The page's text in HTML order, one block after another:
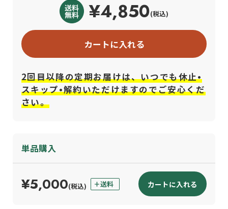
¥4,850(税込)
カートに入れる
2回目以降の定期お届けは、いつでも休止•
スキップ•解約いただけますのでご安心くだ
さい。
単品購入
¥5,000(税込) カートに入れる